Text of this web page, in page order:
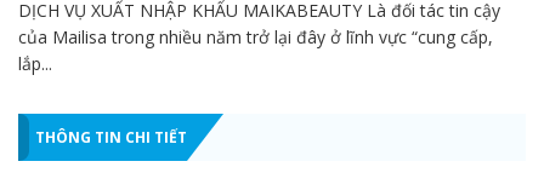
DỊCH VỤ XUẤT NHẬP KHẨU MAIKABEAUTY Là đối tác tin cậy
của Mailisa trong nhiều năm trở lại đây ở lĩnh vực “cung cấp,
lắp...
THÔNG TIN CHI TIẾT